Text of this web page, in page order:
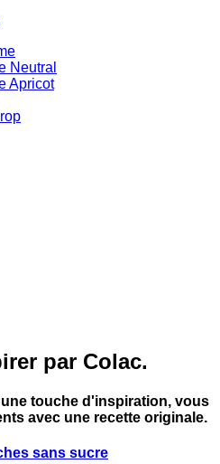
Neutral
Apricot
par Colac.
touche d'inspiration, vous
avec une recette originale.
sans sucre